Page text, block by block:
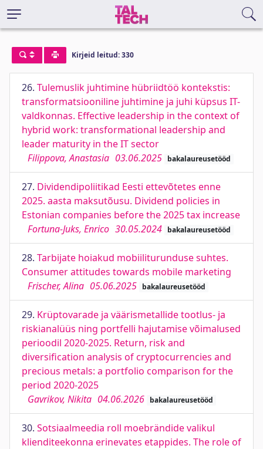
Kirjeid leitud: 330
26. Tulemuslik juhtimine hübriidtöö kontekstis:
transformatsiooniline juhtimine ja juhi küpsus IT-
valdkonnas. Effective leadership in the context of
hybrid work: transformational leadership and
leader maturity in the IT sector
Filippova, Anastasia 03.06.2025 bakalaureusetööd
27. Dividendipoliitikad Eesti ettevõtetes enne
2025. aasta maksutõusu. Dividend policies in
Estonian companies before the 2025 tax increase
Fortuna-Juks, Enrico 30.05.2024 bakalaureusetööd
28. Tarbijate hoiakud mobiiliturunduse suhtes.
Consumer attitudes towards mobile marketing
Frischer, Alina 05.06.2025 bakalaureusetööd
29. Krüptovarade ja väärismetallide tootlus- ja
riskianalüüs ning portfelli hajutamise võimalused
perioodil 2020-2025. Return, risk and
diversification analysis of cryptocurrencies and
precious metals: a portfolio comparison for the
period 2020-2025
Gavrikov, Nikita 04.06.2026 bakalaureusetööd
30. Sotsiaalmeedia roll moebrändide valikul
klienditeekonna erinevates etappides. The role of